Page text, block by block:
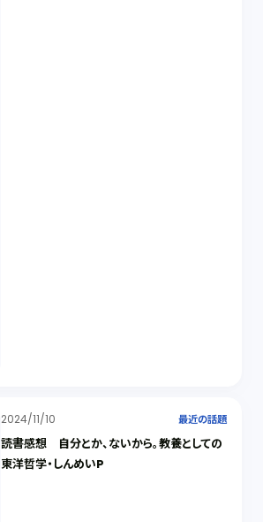
2024/11/10 最近の話題
読書感想 自分とか、ないから。教養としての
東洋哲学・しんめいP